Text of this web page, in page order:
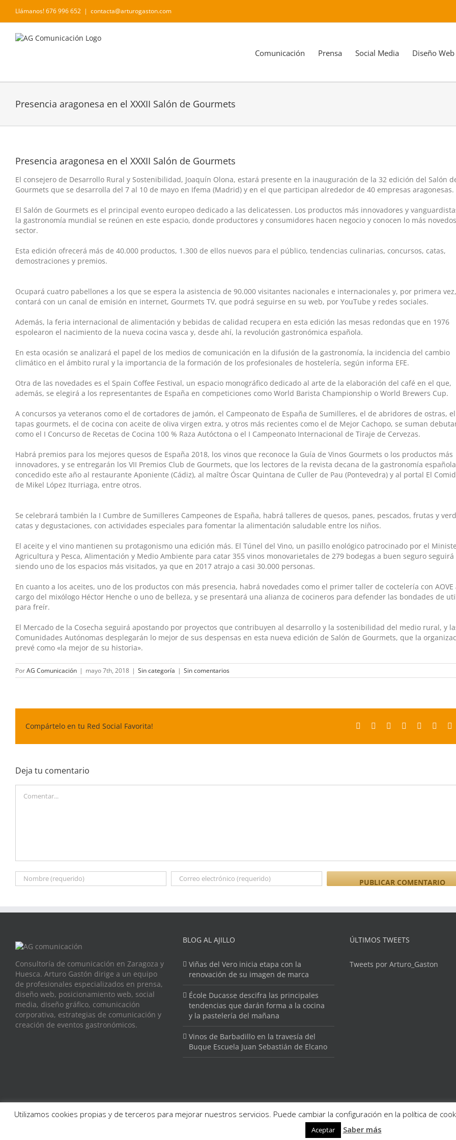
contenido
Llámanos! 676 996 652 | contacta@arturogaston.com
Comunicación Prensa Social Media Diseño Web
Presencia aragonesa en el XXXII Salón de Gourmets
Presencia aragonesa en el XXXII Salón de Gourmets
El consejero de Desarrollo Rural y Sostenibilidad, Joaquín Olona, estará presente en la inauguración de la 32 edición del Salón
Gourmets que se desarrolla del 7 al 10 de mayo en Ifema (Madrid) y en el que participan alrededor de 40 empresas aragonesas.
El Salón de Gourmets es el principal evento europeo dedicado a las delicatessen. Los productos más innovadores y
la gastronomía mundial se reúnen en este espacio, donde productores y consumidores hacen negocio y conocen lo más
sector.
Esta edición ofrecerá más de 40.000 productos, 1.300 de ellos nuevos para el público, tendencias culinarias, concursos, catas,
demostraciones y premios.
Ocupará cuatro pabellones a los que se espera la asistencia de 90.000 visitantes nacionales e internacionales y, por primera vez,
contará con un canal de emisión en internet, Gourmets TV, que podrá seguirse en su web, por YouTube y redes sociales.
Además, la feria internacional de alimentación y bebidas de calidad recupera en esta edición las mesas redondas que en 1976
espolearon el nacimiento de la nueva cocina vasca y, desde ahí, la revolución gastronómica española.
En esta ocasión se analizará el papel de los medios de comunicación en la difusión de la gastronomía, la incidencia del cambio
climático en el ámbito rural y la importancia de la formación de los profesionales de hostelería, según informa EFE.
Otra de las novedades es el Spain Coffee Festival, un espacio monográfico dedicado al arte de la elaboración del café en el que,
además, se elegirá a los representantes de España en competiciones como World Barista Championship o World Brewers Cup.
A concursos ya veteranos como el de cortadores de jamón, el Campeonato de España de Sumilleres, el de abridores de ostras,
tapas gourmets, el de cocina con aceite de oliva virgen extra, y otros más recientes como el de Mejor Cachopo, se suman
como el I Concurso de Recetas de Cocina 100 % Raza Autóctona o el I Campeonato Internacional de Tiraje de Cervezas.
Habrá premios para los mejores quesos de España 2018, los vinos que reconoce la Guía de Vinos Gourmets o los productos más
innovadores, y se entregarán los VII Premios Club de Gourmets, que los lectores de la revista decana de la gastronomía
concedido este año al restaurante Aponiente (Cádiz), al maître Óscar Quintana de Culler de Pau (Pontevedra) y al portal El
de Mikel López Iturriaga, entre otros.
Se celebrará también la I Cumbre de Sumilleres Campeones de España, habrá talleres de quesos, panes, pescados, frutas y
catas y degustaciones, con actividades especiales para fomentar la alimentación saludable entre los niños.
El aceite y el vino mantienen su protagonismo una edición más. El Túnel del Vino, un pasillo enológico patrocinado por el
Agricultura y Pesca, Alimentación y Medio Ambiente para catar 355 vinos monovarietales de 279 bodegas a buen seguro seguirá
siendo uno de los espacios más visitados, ya que en 2017 atrajo a casi 30.000 personas.
En cuanto a los aceites, uno de los productos con más presencia, habrá novedades como el primer taller de coctelería con AOVE
cargo del mixólogo Héctor Henche o uno de belleza, y se presentará una alianza de cocineros para defender las bondades de
para freír.
El Mercado de la Cosecha seguirá apostando por proyectos que contribuyen al desarrollo y la sostenibilidad del medio rural, y
Comunidades Autónomas desplegarán lo mejor de sus despensas en esta nueva edición de Salón de Gourmets, que la
prevé como «la mejor de su historia».
PorAG Comunicación | mayo 7th, 2018 | Sin categoría | Sin comentarios
Compártelo en tu Red Social Favorita! Facebook Reddit LinkedIn
Tumblr
Deja tu comentario
Consultoría de comunicación en Zaragoza y
Huesca. Arturo Gastón dirige a un equipo
de profesionales especializados en prensa,
diseño web, posicionamiento web, social
media, diseño gráfico, comunicación
corporativa, estrategias de comunicación y
creación de eventos gastronómicos.
BLOG AL AJILLO
Viñas del Vero inicia etapa con la
renovación de su imagen de marca
École Ducasse descifra las principales
tendencias que darán forma a la cocina
y la pastelería del mañana
Vinos de Barbadillo en la travesía del
Buque Escuela Juan Sebastián de Elcano
ÚLTIMOS TWEETS
Tweets por Arturo_Gaston
Utilizamos cookies propias y de terceros para mejorar nuestros servicios. Puede cambiar la configuración en la política de
Aceptar Saber más